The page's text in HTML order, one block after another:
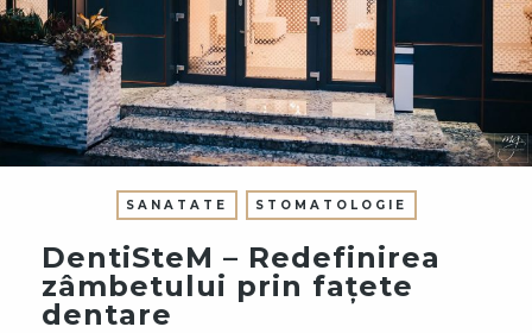
SANATATE STOMATOLOGIE
DentiSteM – Redefinirea
zâmbetului prin fațete
dentare